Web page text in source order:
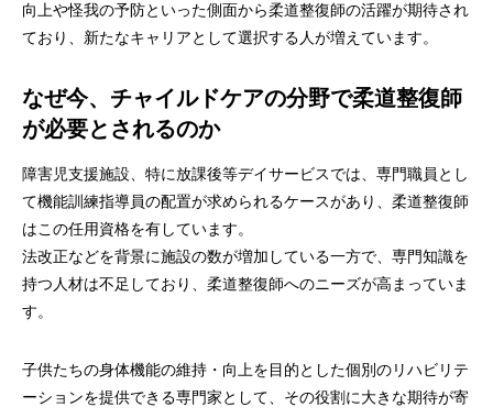
向上や怪我の予防といった側面から柔道整復師の活躍が期待され
ており、新たなキャリアとして選択する人が増えています。
なぜ今、チャイルドケアの分野で柔道整復師
が必要とされるのか
障害児支援施設、特に放課後等デイサービスでは、専門職員とし
て機能訓練指導員の配置が求められるケースがあり、柔道整復師
はこの任用資格を有しています。
法改正などを背景に施設の数が増加している一方で、専門知識を
持つ人材は不足しており、柔道整復師へのニーズが高まっていま
す。
子供たちの身体機能の維持・向上を目的とした個別のリハビリテ
ーションを提供できる専門家として、その役割に大きな期待が寄